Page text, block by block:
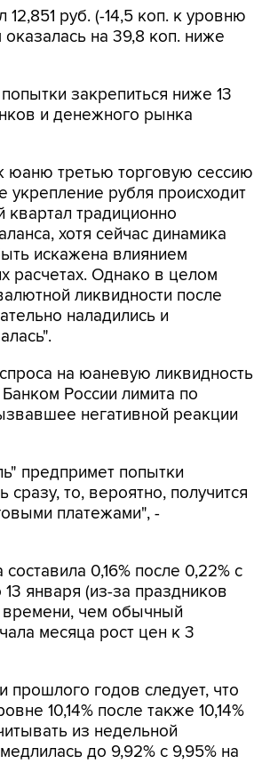
руб. (-14,5 коп. к уровню
на 39,8 коп. ниже
закрепиться ниже 13
и денежного рынка
юаню третью торговую сессию
рубля происходит
квартал традиционно
хотя сейчас динамика
искажена влиянием
расчетах. Однако в целом
ликвидности после
наладились и
на юаневую ликвидность
России лимита по
негативной реакции
предпримет попытки
сразу, то, вероятно, получится
платежами", -
0,16% после 0,22% с
января (из-за праздников
времени, чем обычный
месяца рост цен к 3
прошлого годов следует, что
10,14% после также 10,14%
из недельной
до 9,92% с 9,95% на